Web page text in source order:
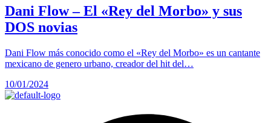
Dani Flow – El «Rey del Morbo» y sus
DOS novias
Dani Flow más conocido como el «Rey del Morbo» es un cantante
mexicano de genero urbano, creador del hit del…
10/01/2024